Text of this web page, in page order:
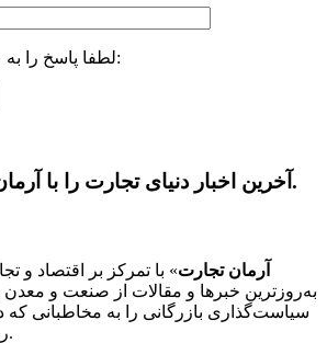
لطفا پاسخ را به عدد انگلیسی وارد کنید:
آخرین اخبار دنیای تجارت را با آرمان تجارت دنبال کنید.
آرمان تجارت» با تمرکز بر اقتصاد و
به‌روزترین خبرها و مقالات از صنعت و معدن
سیاست‌گذاری بازرگانی را به مخاطبانی که
روز هستند قرار می‌دهد.